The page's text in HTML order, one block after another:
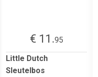
€ 11.95
Little Dutch
Sleutelbos